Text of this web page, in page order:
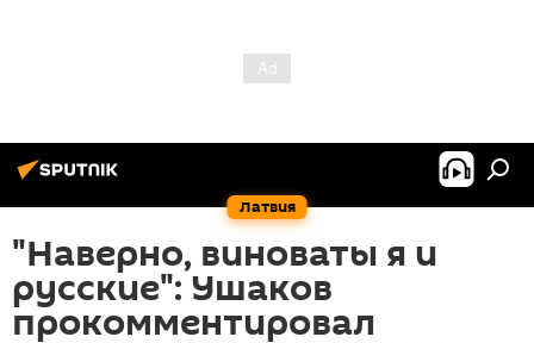
Латвия
"Наверно, виноваты я и
русские": Ушаков
прокомментировал